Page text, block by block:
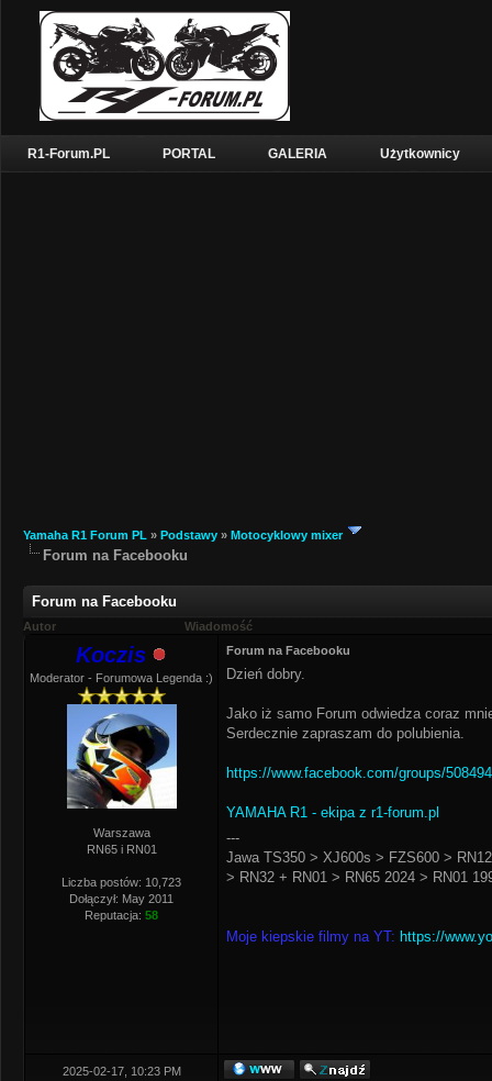
R1-Forum.PL PORTAL GALERIA Użytkownicy
Yamaha R1 Forum PL » Podstawy » Motocyklowy mixer
Forum na Facebooku
Forum na Facebooku
Autor Wiadomość
Koczis
Moderator - Forumowa Legenda :)
Warszawa
RN65 i RN01
Liczba postów: 10,723
Dołączył: May 2011
Reputacja: 58
Forum na Facebooku
Dzień dobry.
Jako iż samo Forum odwiedza coraz
Serdecznie zapraszam do polubienia.
https://www.facebook.com/groups/
YAMAHA R1 - ekipa z r1-forum.pl
---
Jawa TS350 > XJ600s > FZS600 >
> RN32 + RN01 > RN65 2024 > RN01
Moje kiepskie filmy na YT: https://
2025-02-17, 10:23 PM